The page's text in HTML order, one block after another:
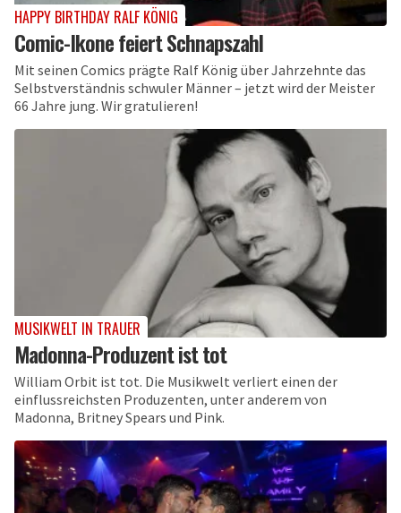
HAPPY BIRTHDAY RALF KÖNIG
Comic-Ikone feiert Schnapszahl
Mit seinen Comics prägte Ralf König über Jahrzehnte das
Selbstverständnis schwuler Männer – jetzt wird der Meister
66 Jahre jung. Wir gratulieren!
MUSIKWELT IN TRAUER
Madonna-Produzent ist tot
William Orbit ist tot. Die Musikwelt verliert einen der
einflussreichsten Produzenten, unter anderem von
Madonna, Britney Spears und Pink.